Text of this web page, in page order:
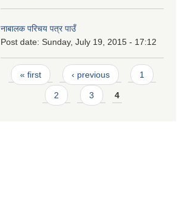
नाबालक परिचय पत्र पाउँ
Post date: Sunday, July 19, 2015 - 17:12
Pages
« first ‹ previous 1
2 3 4